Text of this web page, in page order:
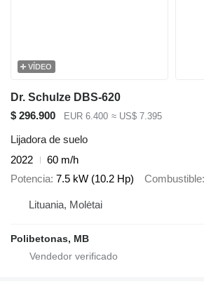
VÍDEO
Dr. Schulze DBS-620
$ 296.900
EUR 6.400 ≈ US$ 7.395
Lijadora de suelo
2022
60 m/h
Potencia 7.5 kW (10.2 Hp) Combustible
Lituania, Molėtai
Polibetonas, MB